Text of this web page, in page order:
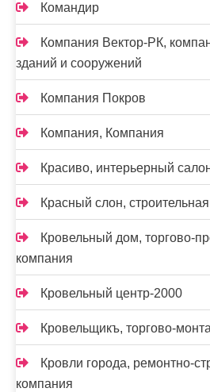
Командир
Компания Вектор-РК,
зданий и сооружений
Компания Покров
Компания, Компания
Красиво, интерьерный
Красный слон,
Кровельный дом, торгово-
компания
Кровельный центр-2000
Кровельщикъ, торгово-
Кровли города, ремонтно-
компания